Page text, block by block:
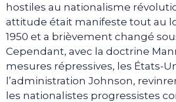
hostiles au nationalisme
attitude était manifeste tout au
1950 et a brièvement changé
Cependant, avec la doctrine
mesures répressives, les États-
l’administration Johnson,
les nationalistes progressistes